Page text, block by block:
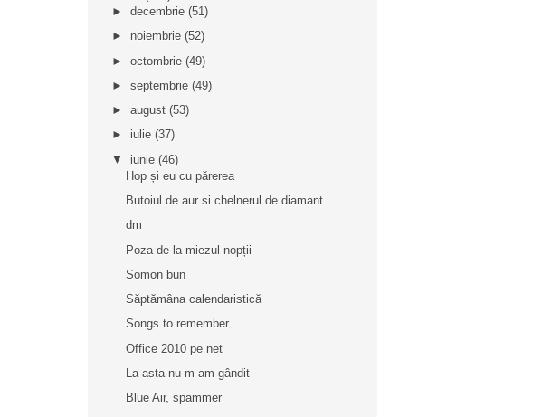
► decembrie (51)
► noiembrie (52)
► octombrie (49)
► septembrie (49)
► august (53)
► iulie (37)
▼ iunie (46)
Hop și eu cu părerea
Butoiul de aur si chelnerul de diamant
dm
Poza de la miezul nopții
Somon bun
Săptămâna calendaristică
Songs to remember
Office 2010 pe net
La asta nu m-am gândit
Blue Air, spammer